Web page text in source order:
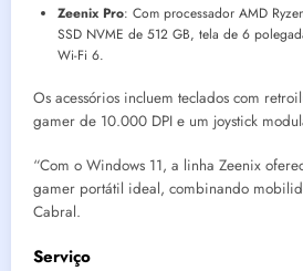
Zeenix Pro: Com processador AMD
SSD NVME de 512 GB, tela de 6
Wi-Fi 6.
Os acessórios incluem teclados com
gamer de 10.000 DPI e um joystick
“Com o Windows 11, a linha Zeenix
gamer portátil ideal, combinando
Cabral.
Serviço